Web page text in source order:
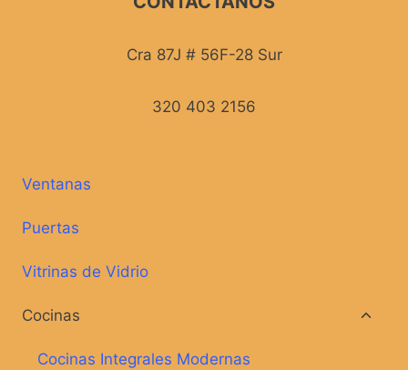
Cra 87J # 56F-28 Sur
320 403 2156
Ventanas
Puertas
Vitrinas de Vidrio
Cocinas
Cocinas Integrales Modernas